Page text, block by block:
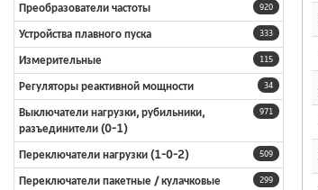
920
Преобразователи частоты
333
Устройства плавного пуска
115
Измерительные
34
Регуляторы реактивной мощности
971
Выключатели нагрузки, рубильники,
разъединители (0-1)
509
Переключатели нагрузки (1-0-2)
299
Переключатели пакетные / кулачковые